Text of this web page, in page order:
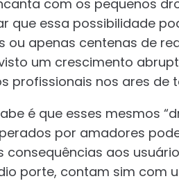
com os pequenos
que essa possibilidade
ou apenas centenas de
um crescimento
profissionais nos ares de
é que esses mesmos
por amadores
consequências aos
porte, contam sim com